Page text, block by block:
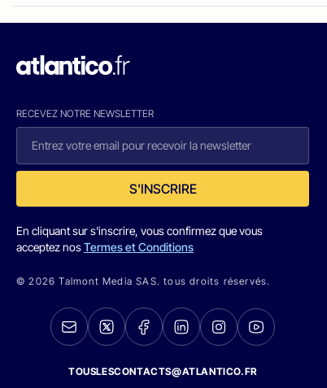
RECEVEZ NOTRE NEWSLETTER
S'INSCRIRE
En cliquant sur s'inscrire, vous confirmez que vous
acceptez nosTermes et Conditions
© 2026 Talmont Media SAS. tous droits réservés.
TOUSLESCONTACTS@ATLANTICO.FR